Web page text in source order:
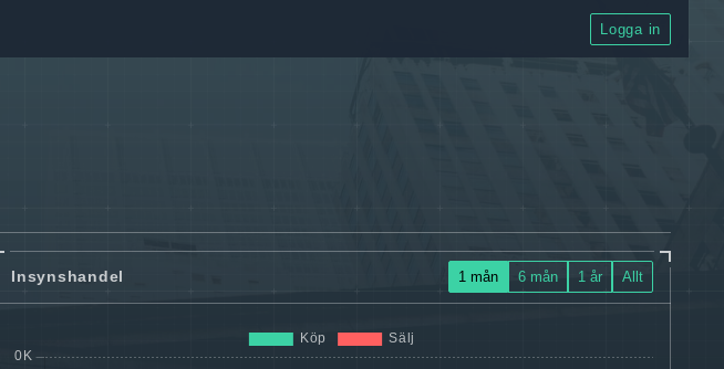
Logga in
Insynshandel 1 mån 6 mån 1 år Allt